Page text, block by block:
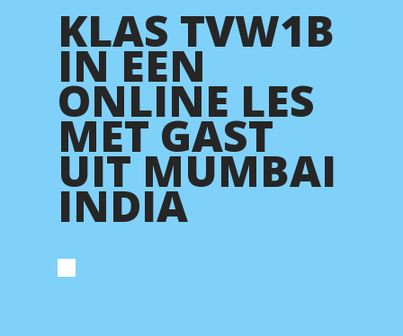
KLAS TVW1B
IN EEN
ONLINE LES
MET GAST
UIT MUMBAI
INDIA